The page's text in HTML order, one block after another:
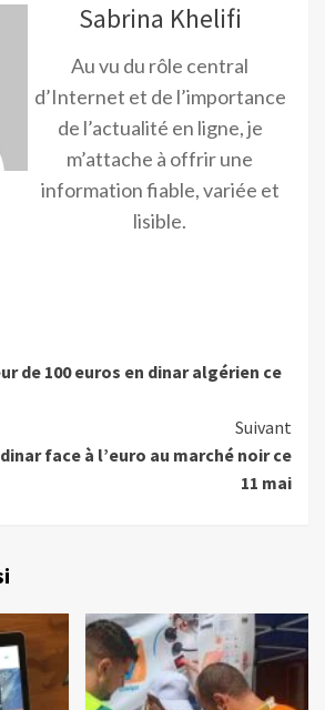
Sabrina Khelifi
Au vu du rôle central
d’Internet et de l’importance
de l’actualité en ligne, je
m’attache à offrir une
information fiable, variée et
lisible.
de 100 euros en dinar algérien ce
Suivant
face à l’euro au marché noir ce
11 mai